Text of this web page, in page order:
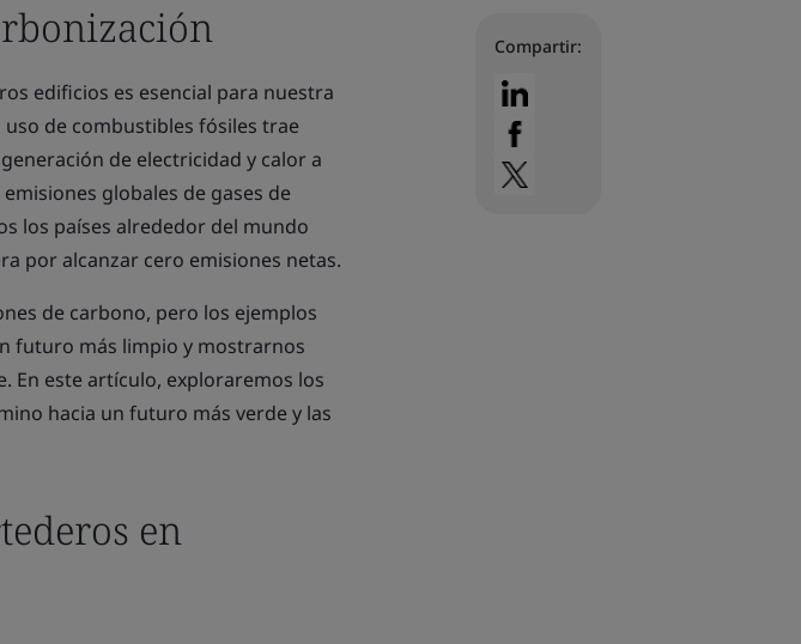
edificios es esencial para nuestra
de combustibles fósiles trae
de electricidad y calor a
globales de gases de
los países alrededor del mundo
por alcanzar cero emisiones netas.
de carbono, pero los ejemplos
futuro más limpio y mostrarnos
En este artículo, exploraremos los
hacia un futuro más verde y las
en
Compartir: